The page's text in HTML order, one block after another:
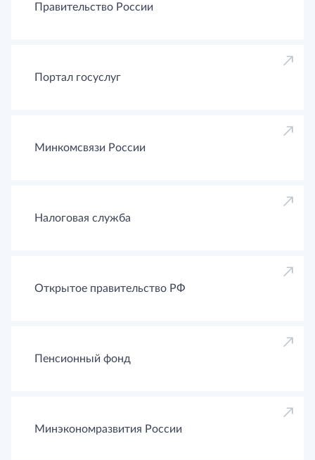
Правительство России
Портал госуслуг
Минкомсвязи России
Налоговая служба
Открытое правительство РФ
Пенсионный фонд
Минэкономразвития России